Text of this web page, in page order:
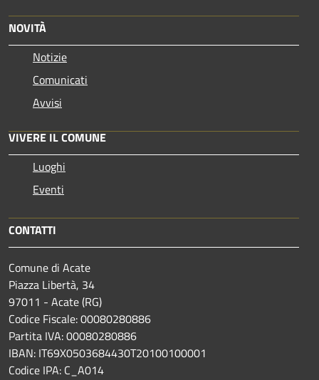
NOVITÀ
Notizie
Comunicati
Avvisi
VIVERE IL COMUNE
Luoghi
Eventi
CONTATTI
Comune di Acate
Piazza Libertà, 34
97011 - Acate (RG)
Codice Fiscale: 00080280886
Partita IVA: 00080280886
IBAN: IT69X0503684430T20100100001
Codice IPA: C_A014